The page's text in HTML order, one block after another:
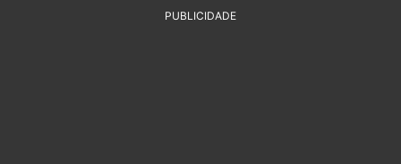
PUBLICIDADE